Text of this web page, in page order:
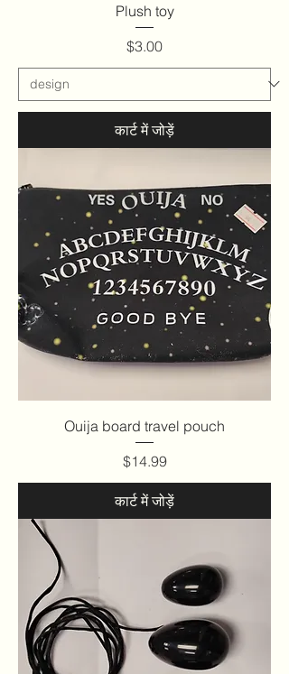
Plush toy
मूल्य
$3.00
कार्ट में जोड़ें
Ouija board travel pouch
मूल्य
$14.99
कार्ट में जोड़ें